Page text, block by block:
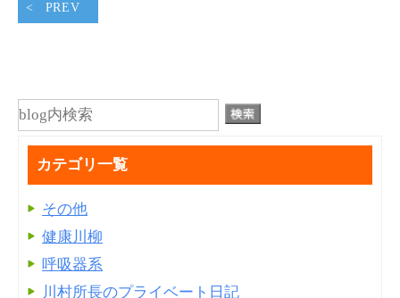
PREV
カテゴリ一覧
その他
健康川柳
呼吸器系
川村所長のプライベート日記